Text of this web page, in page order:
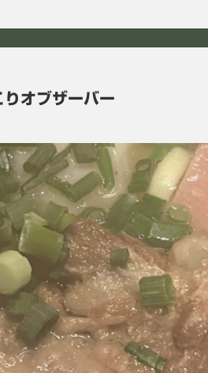
オブザーバー